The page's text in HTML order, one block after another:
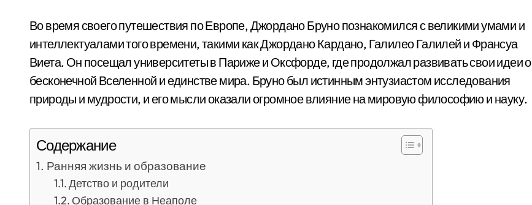
Во время своего путешествия по Европе, Джордано Бруно познакомился с великими умами и
интеллектуалами того времени, такими как Джордано Кардано, Галилео Галилей и Франсуа
Виета. Он посещал университеты в Париже и Оксфорде, где продолжал развивать свои идеи о
бесконечной Вселенной и единстве мира. Бруно был истинным энтузиастом исследования
природы и мудрости, и его мысли оказали огромное влияние на мировую философию и науку.
Содержание
Ранняя жизнь и образование
Детство и родители
Образование в Неаполе